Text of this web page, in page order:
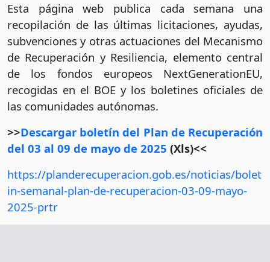
Esta página web publica cada semana una
recopilación de las últimas licitaciones, ayudas,
subvenciones y otras actuaciones del Mecanismo
de Recuperación y Resiliencia, elemento central
de los fondos europeos NextGenerationEU,
recogidas en el BOE y los boletines oficiales de
las comunidades autónomas.
>>Descargar boletín del Plan de Recuperación
del 03 al 09 de mayo de 2025 (Xls)<<
https://planderecuperacion.gob.es/noticias/bolet
in-semanal-plan-de-recuperacion-03-09-mayo-
2025-prtr